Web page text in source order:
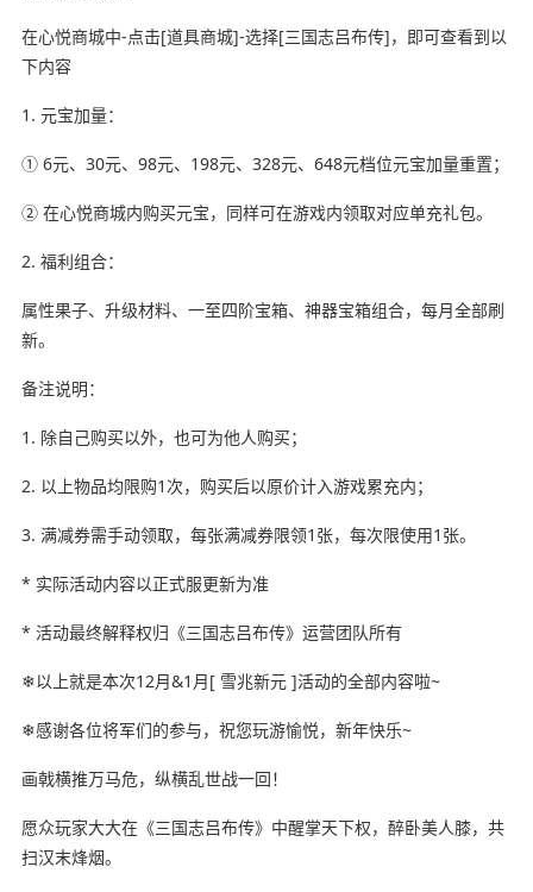
在心悦商城中-点击[道具商城]-选择[三国志吕布传]，即可查看到以
下内容
1. 元宝加量：
① 6元、30元、98元、198元、328元、648元档位元宝加量重置；
② 在心悦商城内购买元宝，同样可在游戏内领取对应单充礼包。
2. 福利组合：
属性果子、升级材料、一至四阶宝箱、神器宝箱组合，每月全部刷
新。
备注说明：
1. 除自己购买以外，也可为他人购买；
2. 以上物品均限购1次，购买后以原价计入游戏累充内；
3. 满减券需手动领取，每张满减券限领1张，每次限使用1张。
* 实际活动内容以正式服更新为准
* 活动最终解释权归《三国志吕布传》运营团队所有
❄以上就是本次12月&1月[ 雪兆新元 ]活动的全部内容啦~
❄感谢各位将军们的参与，祝您玩游愉悦，新年快乐~
画戟横推万马危，纵横乱世战一回！
愿众玩家大大在《三国志吕布传》中醒掌天下权，醉卧美人膝，共
扫汉末烽烟。